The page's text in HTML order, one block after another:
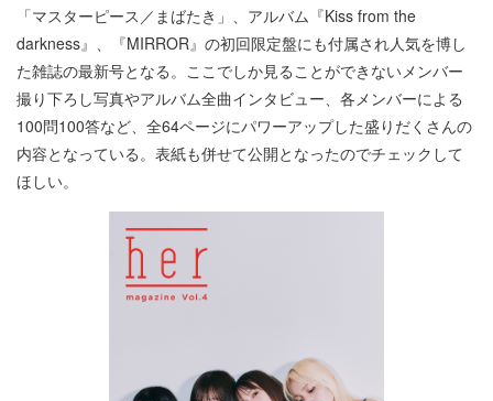
「マスターピース／まばたき」、アルバム『Kiss from the
darkness』、『MIRROR』の初回限定盤にも付属され人気を博し
た雑誌の最新号となる。ここでしか見ることができないメンバー
撮り下ろし写真やアルバム全曲インタビュー、各メンバーによる
100問100答など、全64ページにパワーアップした盛りだくさんの
内容となっている。表紙も併せて公開となったのでチェックして
ほしい。